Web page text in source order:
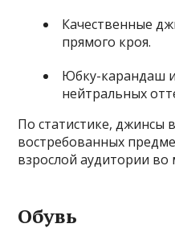
Качественные
прямого кроя.
Юбку-карандаш
нейтральных
По статистике, джинсы
востребованных
взрослой аудитории во
Обувь